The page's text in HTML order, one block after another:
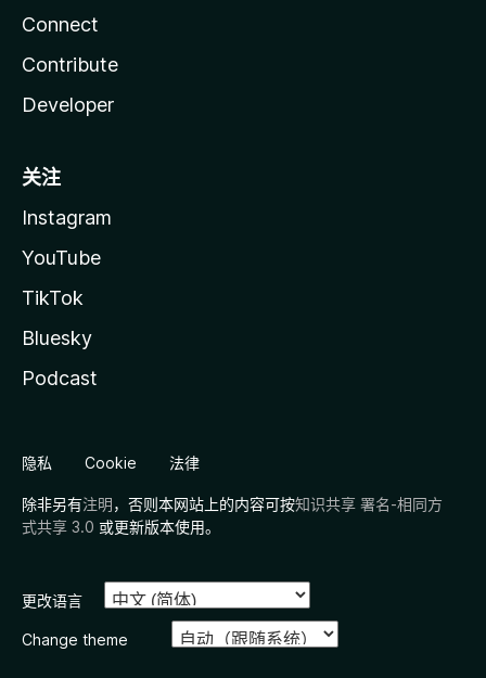
Connect
Contribute
Developer
关注
Instagram
YouTube
TikTok
Bluesky
Podcast
隐私 Cookie 法律
除非另有注明，否则本网站上的内容可按知识共享 署名-相同方
式共享 3.0 或更新版本使用。
更改语言
Change theme